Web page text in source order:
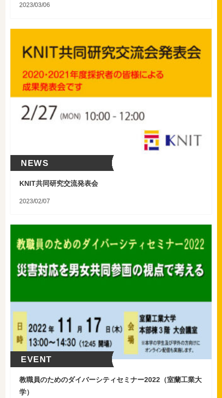
2023/03/06
NEWS
KNIT共同研究交流発表会
2023/02/07
EVENT
教職員のためのダイバーシティセミナー2022（室蘭工業大
学）